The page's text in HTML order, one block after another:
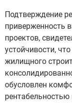
Подтверждение
приверженность
проектов,
устойчивости,
жилищного
обусловлен